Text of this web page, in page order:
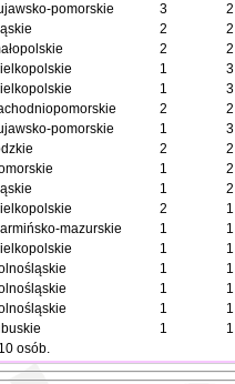
pomorskie 3
2
2
2
2
2
1
3
1
3
2
2
pomorskie 1
3
2
2
1
2
1
2
2
1
mazurskie 1
1
1
1
1
1
1
1
1
1
1
1
osób.